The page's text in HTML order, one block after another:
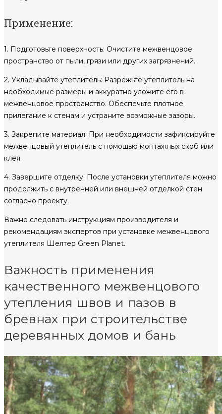
Применение:
1. Подготовьте поверхность: Очистите межвенцовое
пространство от пыли, грязи или других загрязнений.
2. Укладывайте утеплитель: Разрежьте утеплитель на
необходимые размеры и аккуратно уложите его в
межвенцовое пространство. Обеспечьте плотное
прилегание к стенам и устраните возможные зазоры.
3. Закрепите материал: При необходимости зафиксируйте
межвенцовый утеплитель с помощью монтажных скоб или
клея.
4. Завершите отделку: После установки утеплителя можно
продолжить с внутренней или внешней отделкой стен
согласно проекту.
Важно следовать инструкциям производителя и
рекомендациям экспертов при установке межвенцового
утеплителя Шелтер Green Planet.
Важность применения
качественного межвенцового
утепления швов и пазов в
бревнах при строительстве
деревянных домов и бань